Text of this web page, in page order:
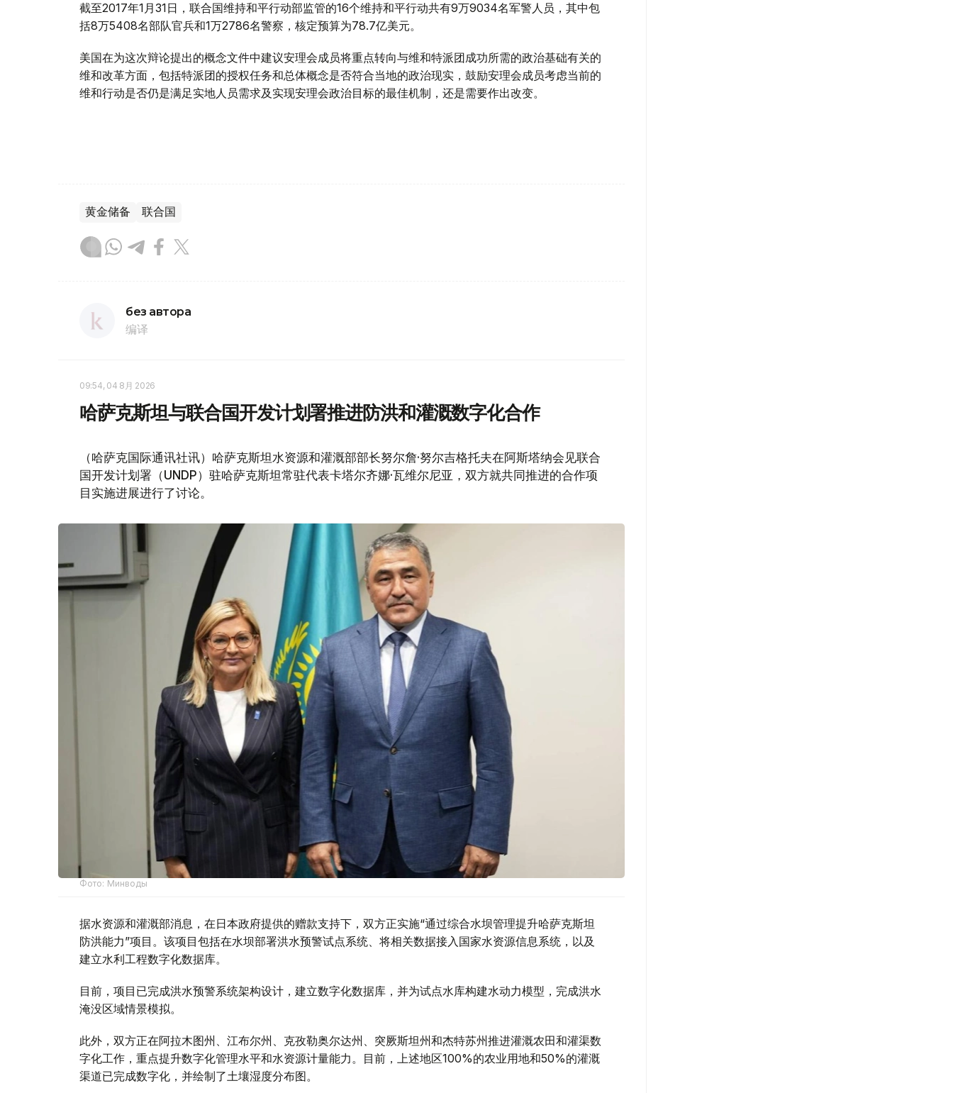
截至2017年1月31日，联合国维持和平行动部监管的16个维持和平行动共有9万9034名军警人员，其中包
括8万5408名部队官兵和1万2786名警察，核定预算为78.7亿美元。
美国在为这次辩论提出的概念文件中建议安理会成员将重点转向与维和特派团成功所需的政治基础有关的
维和改革方面，包括特派团的授权任务和总体概念是否符合当地的政治现实，鼓励安理会成员考虑当前的
维和行动是否仍是满足实地人员需求及实现安理会政治目标的最佳机制，还是需要作出改变。
黄金储备 联合国
без автора
编译
09:54, 04 8月 2026
哈萨克斯坦与联合国开发计划署推进防洪和灌溉数字化合作
（哈萨克国际通讯社讯）哈萨克斯坦水资源和灌溉部部长努尔詹·努尔吉格托夫在阿斯塔纳会见联合
国开发计划署（UNDP）驻哈萨克斯坦常驻代表卡塔尔齐娜·瓦维尔尼亚，双方就共同推进的合作项
目实施进展进行了讨论。
Фото: Минводы
据水资源和灌溉部消息，在日本政府提供的赠款支持下，双方正实施“通过综合水坝管理提升哈萨克斯坦
防洪能力”项目。该项目包括在水坝部署洪水预警试点系统、将相关数据接入国家水资源信息系统，以及
建立水利工程数字化数据库。
目前，项目已完成洪水预警系统架构设计，建立数字化数据库，并为试点水库构建水动力模型，完成洪水
淹没区域情景模拟。
此外，双方正在阿拉木图州、江布尔州、克孜勒奥尔达州、突厥斯坦州和杰特苏州推进灌溉农田和灌渠数
字化工作，重点提升数字化管理水平和水资源计量能力。目前，上述地区100%的农业用地和50%的灌溉
渠道已完成数字化，并绘制了土壤湿度分布图。